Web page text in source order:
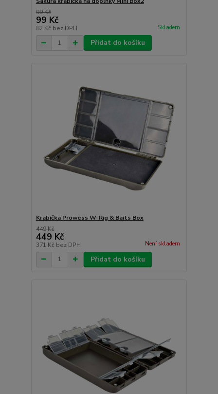
99 Kč
99 Kč
82 Kč bez DPH Skladem
Přidat do košíku
Krabička Prowess W-Rig & Baits Box
449 Kč
449 Kč
371 Kč bez DPH Není skladem
Přidat do košíku